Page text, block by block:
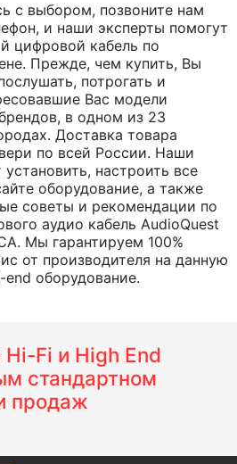
с выбором, позвоните нам
и наши эксперты помогут
цифровой кабель по
Прежде, чем купить, Вы
потрогать и
Вас модели
в одном из 23
Доставка товара
по всей России. Наши
настроить все
оборудование, а также
советы и рекомендации по
аудио кабель AudioQuest
Мы гарантируем 100%
от производителя на данную
оборудование.
Hi-Fi и High End
стандартном
продаж